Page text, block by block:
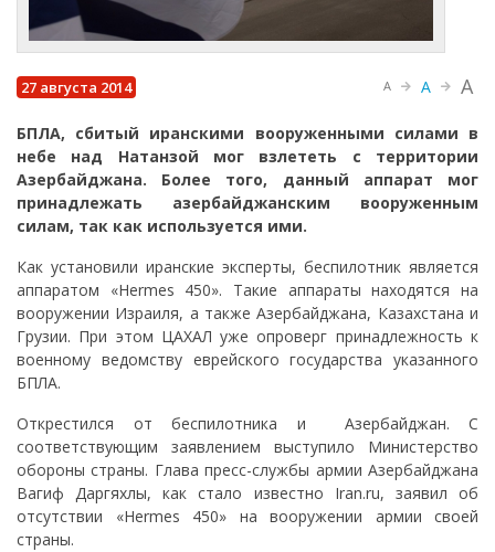
27 августа 2014 A A A
БПЛА, сбитый иранскими вооруженными силами в
небе над Натанзой мог взлететь с территории
Азербайджана. Более того, данный аппарат мог
принадлежать азербайджанским вооруженным
силам, так как используется ими.
Как установили иранские эксперты, беспилотник является
аппаратом «Hermes 450». Такие аппараты находятся на
вооружении Израиля, а также Азербайджана, Казахстана и
Грузии. При этом ЦАХАЛ уже опроверг принадлежность к
военному ведомству еврейского государства указанного
БПЛА.
Открестился от беспилотника и Азербайджан. С
соответствующим заявлением выступило Министерство
обороны страны. Глава пресс-службы армии Азербайджана
Вагиф Даргяхлы, как стало известно Iran.ru, заявил об
отсутствии «Hermes 450» на вооружении армии своей
страны.